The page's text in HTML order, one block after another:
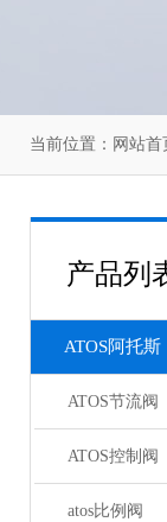
当前位置： 网站首
产品列
ATOS阿托斯
ATOS节流阀
ATOS控制阀
atos比例阀